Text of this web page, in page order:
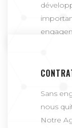
Sans
nous
Notre